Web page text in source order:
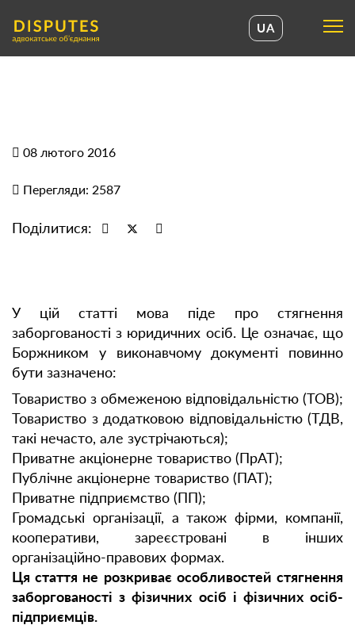
UA
UA
08 лютого 2016
Перегляди: 2587
Поділитися:
У цій статті мова піде про стягнення
заборгованості з юридичних осіб. Це означає, що
Боржником у виконавчому документі повинно
бути зазначено:
Товариство з обмеженою відповідальністю (ТОВ);
Товариство з додатковою відповідальністю (ТДВ,
такі нечасто, але зустрічаються);
Приватне акціонерне товариство (ПрАТ);
Публічне акціонерне товариство (ПАТ);
Приватне підприємство (ПП);
Громадські організації, а також фірми, компанії,
кооперативи, зареєстровані в інших
організаційно-правових формах.
Ця стаття не розкриває особливостей стягнення
заборгованості з фізичних осіб і фізичних осіб-
підприємців.